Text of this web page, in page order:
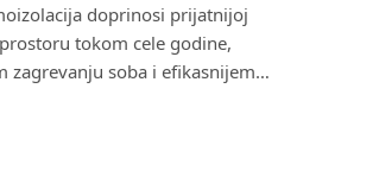
doprinosi prijatnijoj
tokom cele godine,
zagrevanju soba i efikasnijem…